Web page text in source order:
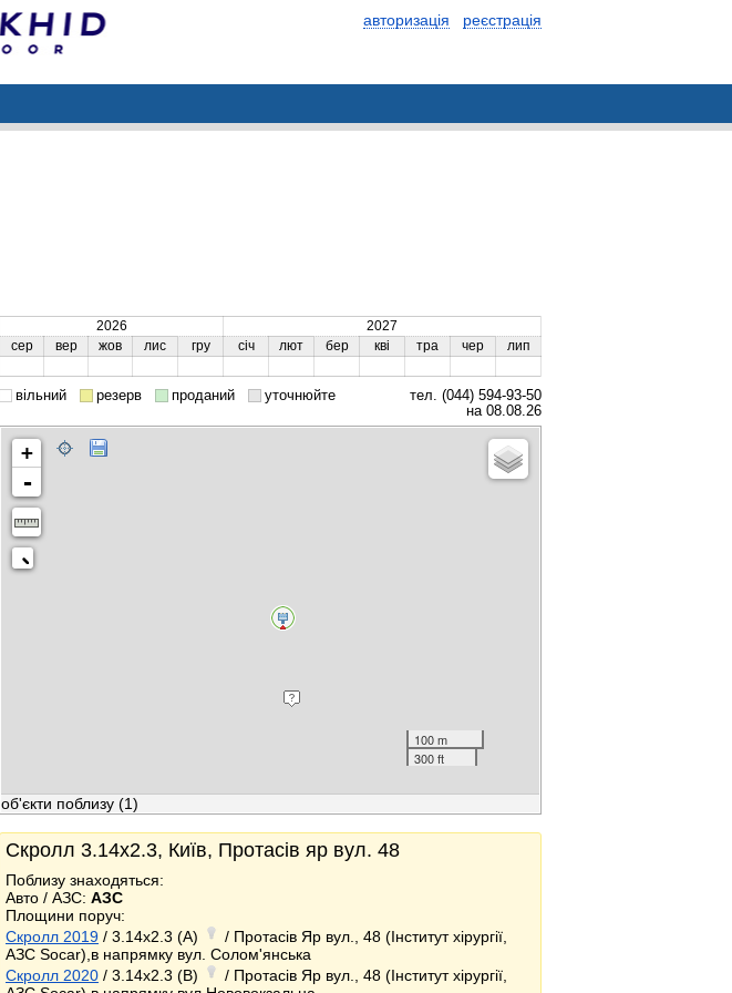
авторизація реєстрація
2026
2027
сер
вер жов лис гру січ лют бер кві тра чер лип
вільний резерв проданий уточнюйте
тел. (044) 594-93-50
на 08.08.26
+
-
100 m
300 ft
об'єкти поблизу (1)
Скролл 3.14x2.3, Київ, Протасів яр вул. 48
Поблизу знаходяться:
Авто / АЗС: АЗС
Площини поруч:
Скролл 2019 / 3.14x2.3 (A)
/ Протасів Яр вул., 48 (Інститут хірургії,
АЗС Socar),в напрямку вул. Солом'янська
Скролл 2020 / 3.14x2.3 (B)
/ Протасів Яр вул., 48 (Інститут хірургії,